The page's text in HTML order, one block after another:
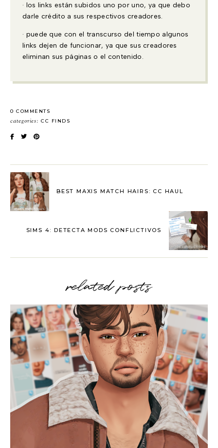
· los links están subidos uno por uno, ya que debo
darle crédito a sus respectivos creadores.
· puede que con el transcurso del tiempo algunos
links dejen de funcionar, ya que sus creadores
eliminan sus páginas o el contenido.
0 COMMENTS
categories: CC FINDS
BEST MAXIS MATCH HAIRS: CC HAUL
SIMS 4: DETECTA MODS CONFLICTIVOS
related posts